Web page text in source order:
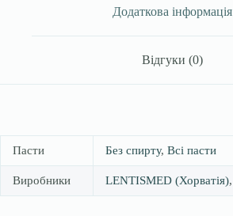
Додаткова інформація
Відгуки (0)
Пасти Без спирту, Всі пасти
Виробники LENTISMED (Хорватія),